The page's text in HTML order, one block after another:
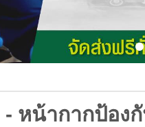
- หน้ากากป้อง